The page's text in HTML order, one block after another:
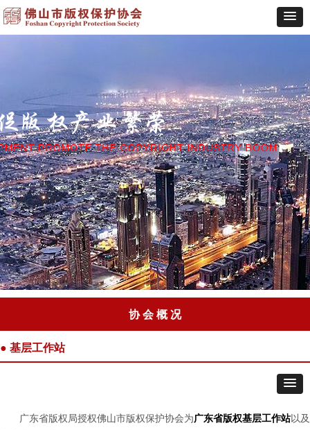
协 会 概 况
● 基层工作站
广东省版权局授权佛山市版权保护协会为广东省版权基层工作站以及